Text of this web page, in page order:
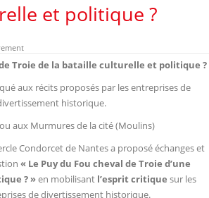
et politique ?
Troie de la bataille culturelle et politique ?
aux récits proposés par les entreprises de
historique.
aux Murmures de la cité (Moulins)
Condorcet de Nantes a proposé échanges et
« Le Puy du Fou cheval de Troie d’une
? »en mobilisant l’esprit critique sur les
de divertissement historique.